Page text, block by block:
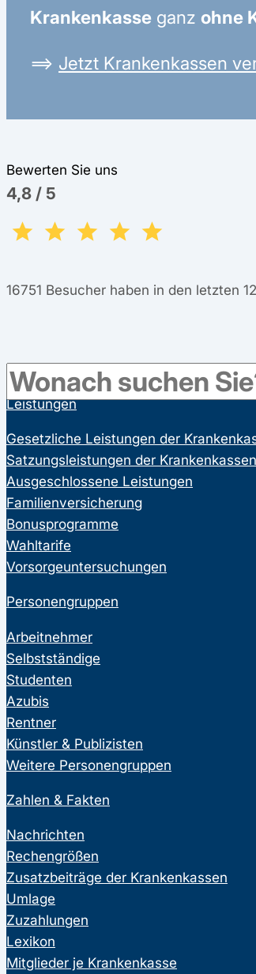
Krankenkasse ganz ohne
⟹ Jetzt Krankenkassen
Bewerten Sie uns
4,8 / 5
16751 Besucher haben in den letzten
Leistungen
Gesetzliche Leistungen der
Satzungsleistungen der Krankenkassen
Ausgeschlossene Leistungen
Familienversicherung
Bonusprogramme
Wahltarife
Vorsorgeuntersuchungen
Personengruppen
Arbeitnehmer
Selbstständige
Studenten
Azubis
Rentner
Künstler & Publizisten
Weitere Personengruppen
Zahlen & Fakten
Nachrichten
Rechengrößen
Zusatzbeiträge der Krankenkassen
Umlage
Zuzahlungen
Lexikon
Mitglieder je Krankenkasse